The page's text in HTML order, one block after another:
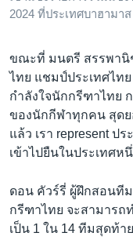
2024 ที่ประเทศบาฮามาส
ขณะที่ มนตรี สรรพานิ
ไทย แชมป์ประเทศไท
กำลังใจนักกรีฑาไทย
ของนักกีฬาทุกคน สุดย
แล้ว เรา represent ป
เข้าไปยืนในประเทศห
ดอน คัวร์รี่ ผู้ฝึกสอนที
กรีฑาไทย จะสามารถ
เป็น 1 ใน 14 ทีมสุดท้